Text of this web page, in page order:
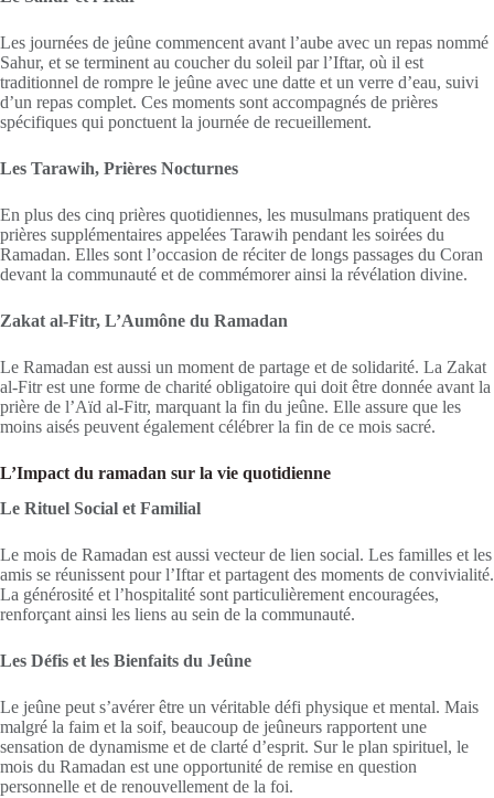
Les journées de jeûne commencent avant l’aube avec un repas nommé
Sahur, et se terminent au coucher du soleil par l’Iftar, où il est
traditionnel de rompre le jeûne avec une datte et un verre d’eau, suivi
d’un repas complet. Ces moments sont accompagnés de prières
spécifiques qui ponctuent la journée de recueillement.
Les Tarawih, Prières Nocturnes
En plus des cinq prières quotidiennes, les musulmans pratiquent des
prières supplémentaires appelées Tarawih pendant les soirées du
Ramadan. Elles sont l’occasion de réciter de longs passages du Coran
devant la communauté et de commémorer ainsi la révélation divine.
Zakat al-Fitr, L’Aumône du Ramadan
Le Ramadan est aussi un moment de partage et de solidarité. La Zakat
al-Fitr est une forme de charité obligatoire qui doit être donnée avant la
prière de l’Aïd al-Fitr, marquant la fin du jeûne. Elle assure que les
moins aisés peuvent également célébrer la fin de ce mois sacré.
L’Impact du ramadan sur la vie quotidienne
Le Rituel Social et Familial
Le mois de Ramadan est aussi vecteur de lien social. Les familles et les
amis se réunissent pour l’Iftar et partagent des moments de convivialité.
La générosité et l’hospitalité sont particulièrement encouragées,
renforçant ainsi les liens au sein de la communauté.
Les Défis et les Bienfaits du Jeûne
Le jeûne peut s’avérer être un véritable défi physique et mental. Mais
malgré la faim et la soif, beaucoup de jeûneurs rapportent une
sensation de dynamisme et de clarté d’esprit. Sur le plan spirituel, le
mois du Ramadan est une opportunité de remise en question
personnelle et de renouvellement de la foi.